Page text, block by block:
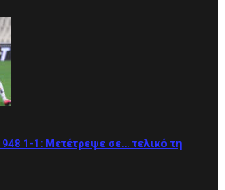
1-1: Μετέτρεψε σε… τελικό τη